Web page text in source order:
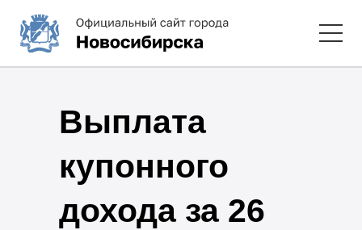
Выплата
купонного
дохода за 26